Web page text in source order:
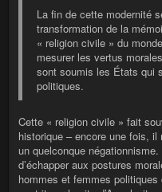
La fin de cette modernité
transformation de la
« religion civile » du
mesurer les vertus
sont soumis les États qui
politiques.
Cette « religion civile » fait
historique – encore une fois, il
un quelconque
d’échapper aux postures
hommes et femmes